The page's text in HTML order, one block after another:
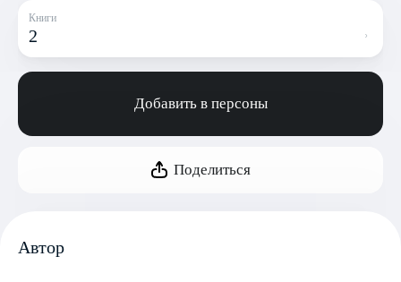
Книги
2
Добавить в персоны
Поделиться
Автор